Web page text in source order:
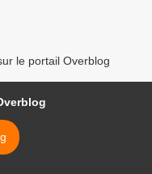
le portail Overblog